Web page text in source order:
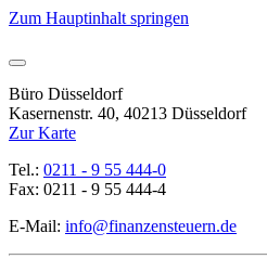
Zum Hauptinhalt springen
Büro Düsseldorf
Kasernenstr. 40, 40213 Düsseldorf
Zur Karte
Tel.: 0211 - 9 55 444-0
Fax: 0211 - 9 55 444-4
E-Mail: info@finanzensteuern.de